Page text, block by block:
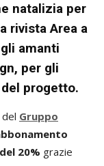
natalizia per
rivista Area a
amanti
per gli
progetto.
Gruppo
20% grazie